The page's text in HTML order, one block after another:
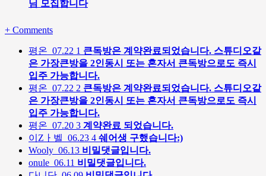
님 모집합니다
+ Comments
평온 07.22 1 큰독방은 계약완료되었습니다. 스튜디오같
은 가장큰방을 2인동시 또는 혼자서 큰독방으로도 즉시
입주 가능합니다.
평온 07.22 2 큰독방은 계약완료되었습니다. 스튜디오같
은 가장큰방을 2인동시 또는 혼자서 큰독방으로도 즉시
입주 가능합니다.
평온 07.20 3 계약완료 되었습니다.
이Zㅏ벨 06.23 4 쉐어생 구했습니다:)
Wooly 06.13 비밀댓글입니다.
onule 06.11 비밀댓글입니다.